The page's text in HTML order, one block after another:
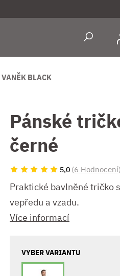
BLACK
Pánské
černé
5,0 (6 Hodnocení)
Praktické bavlněné tričko
vepředu a vzadu.
Více informací
VYBER VARIANTU